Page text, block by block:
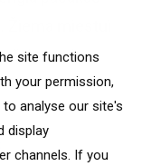
site functions
your permission,
analyse our site's
display
channels. If you
šviesos ir